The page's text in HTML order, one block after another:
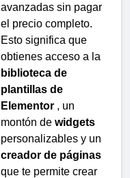
avanzadas sin pagar
el precio completo.
Esto significa que
obtienes acceso a la
biblioteca de
plantillas de
Elementor , un
montón de widgets
personalizables y un
creador de páginas
que te permite crear